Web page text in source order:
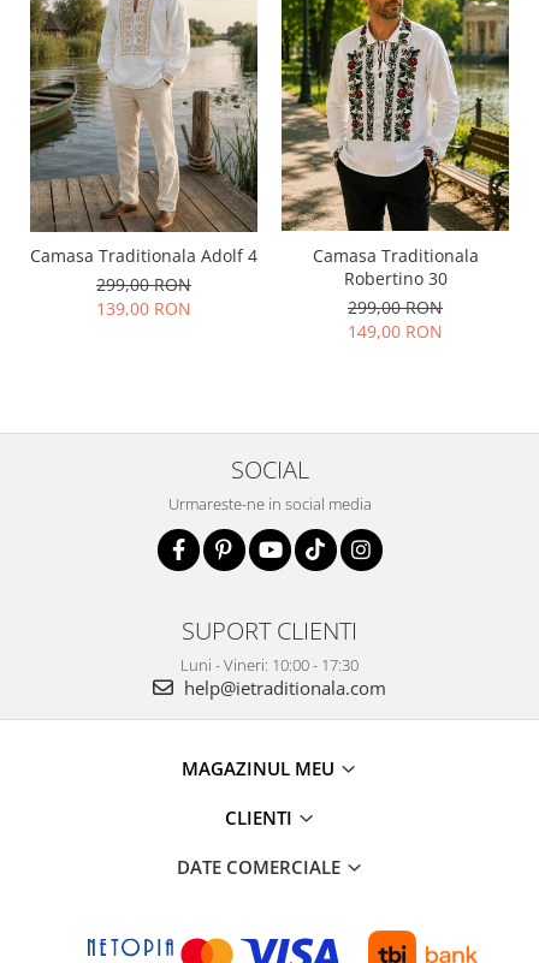
Camasa Traditionala Adolf 4
299,00 RON
139,00 RON
Camasa Traditionala
Robertino 30
299,00 RON
149,00 RON
SOCIAL
Urmareste-ne in social media
SUPORT CLIENTI
Luni - Vineri: 10:00 - 17:30
help@ietraditionala.com
MAGAZINUL MEU
CLIENTI
DATE COMERCIALE